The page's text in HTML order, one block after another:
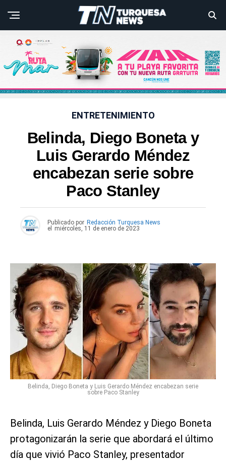
ENTRETENIMIENTO
Belinda, Diego Boneta y
Luis Gerardo Méndez
encabezan serie sobre
Paco Stanley
Publicado por Redacción Turquesa News
el
miércoles, 11 de enero de 2023
Belinda, Diego Boneta y Luis Gerardo Méndez encabezan serie
sobre Paco Stanley
Belinda, Luis Gerardo Méndez y Diego Boneta
protagonizarán la serie que abordará el último
día que vivió Paco Stanley, presentador